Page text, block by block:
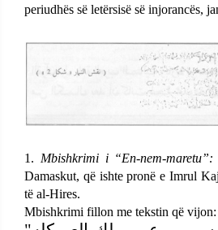
periudhës së letërsisë së injorancës,
1. Mbishkrimi i “En-nem-maretu”:
Damaskut, që ishte pronë e Imrul
të al-Hires.
Mbishkrimi fillon me tekstin që vijon: